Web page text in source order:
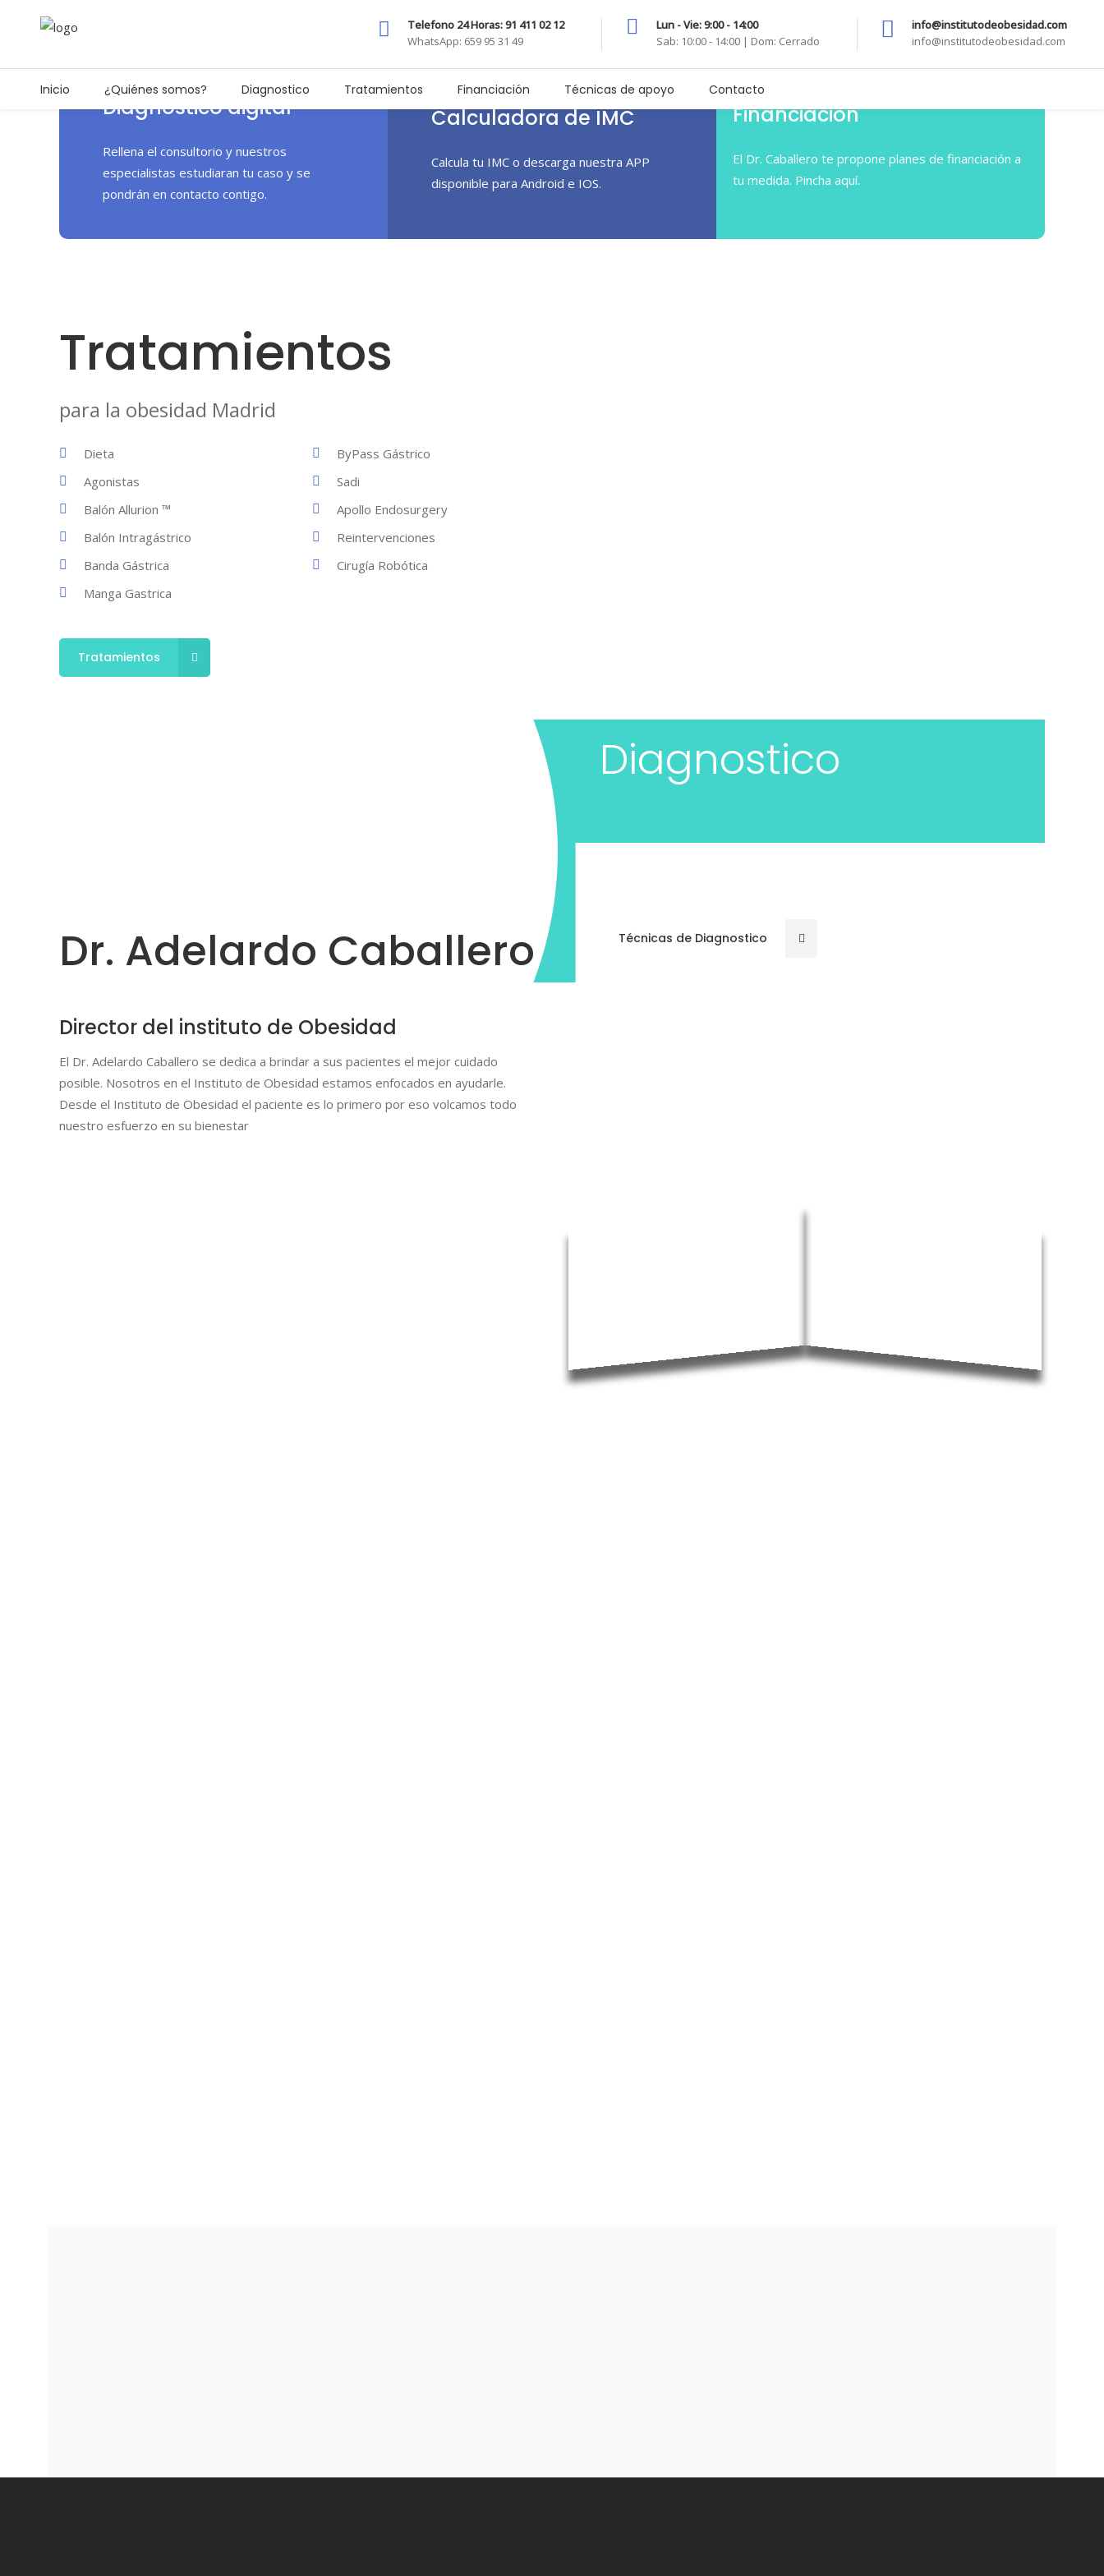
Telefono 24 Horas: 91 411 02 12
WhatsApp: 659 95 31 49
Lun - Vie: 9:00 - 14:00
Sab: 10:00 - 14:00 | Dom: Cerrado
info@institutodeobesidad.com
info@institutodeobesidad.com
Inicio ¿Quiénes somos? Diagnostico Tratamientos Financiación Técnicas de apoyo Contacto
Diagnostico digital
Rellena el consultorio y nuestros
especialistas estudiaran tu caso y se
pondrán en contacto contigo.
Calculadora de IMC
Calcula tu IMC o descarga nuestra APP
disponible para Android e IOS.
Financiación
El Dr. Caballero te propone planes de financiación a
tu medida. Pincha aquí.
Tratamientos
para la obesidad Madrid
Dieta
Agonistas
Balón Allurion ™
Balón Intragástrico
Banda Gástrica
Manga Gastrica
ByPass Gástrico
Sadi
Apollo Endosurgery
Reintervenciones
Cirugía Robótica
Tratamientos
Diagnostico
Utilizamos las tecnicas de diagnostico mas modernas
Técnicas de Diagnostico
Dr. Adelardo Caballero
Director del instituto de Obesidad
El Dr. Adelardo Caballero se dedica a brindar a sus pacientes el mejor cuidado
posible. Nosotros en el Instituto de Obesidad estamos enfocados en ayudarle.
Desde el Instituto de Obesidad el paciente es lo primero por eso volcamos todo
nuestro esfuerzo en su bienestar